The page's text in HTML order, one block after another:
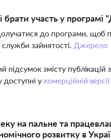
участь у програмі
до програми, щоб
зайнятості. Джерело
змісту
у комерційній
на пальне та
розвитку в